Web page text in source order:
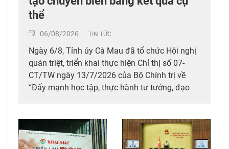
thể
06/08/2026 TIN TỨC
Ngày 6/8, Tỉnh ủy Cà Mau đã tổ chức Hội nghị
quán triệt, triển khai thực hiện Chỉ thị số 07-
CT/TW ngày 13/7/2026 của Bộ Chính trị về
“Đẩy mạnh học tập, thực hành tư tưởng, đạo
của tỉnh giai đoạn 2026-2030 với chủ đề “Khát
vọng phát triển đất nước phồn vinh, hạnh